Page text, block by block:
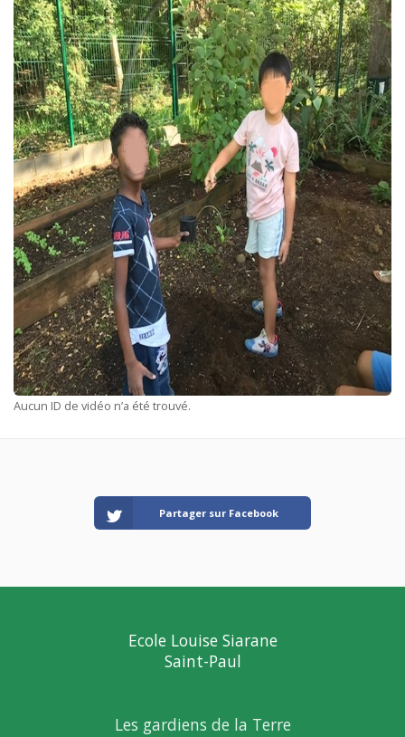
Aucun ID de vidéo n’a été trouvé.
Partager sur Facebook
Ecole Louise Siarane
Saint-Paul
Les gardiens de la Terre